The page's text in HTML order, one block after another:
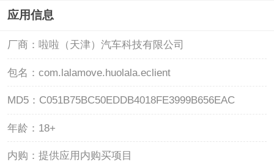
应用信息
厂商： 啦啦（天津）汽车科技有限公司
包名： com.lalamove.huolala.eclient
MD5： C051B75BC50EDDB4018FE3999B656EAC
年龄： 18+
内购： 提供应用内购买项目